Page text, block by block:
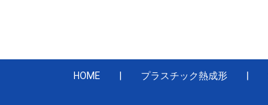
HOME プラスチック熱成形